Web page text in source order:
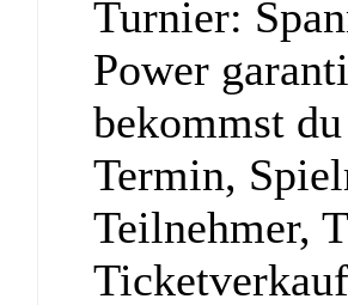
Turnier:
Power
bekommst
Termin,
Teilnehmer,